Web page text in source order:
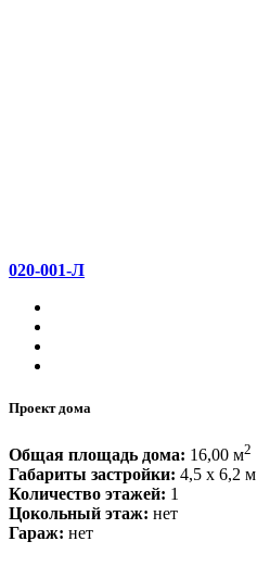
020-001-Л
Проект дома
Общая площадь дома: 16,00 м2
Габариты застройки: 4,5 x 6,2 м
Количество этажей: 1
Цокольный этаж: нет
Гараж: нет